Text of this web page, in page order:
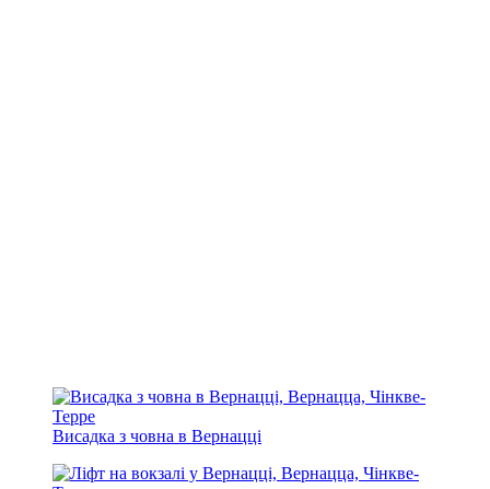
Висадка з човна в Вернацці